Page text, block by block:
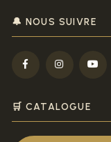
🔔 NOUS SUIVRE
🛒 CATALOGUE